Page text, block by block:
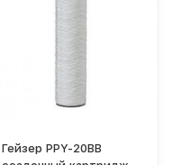
Гейзер PPY-20BB